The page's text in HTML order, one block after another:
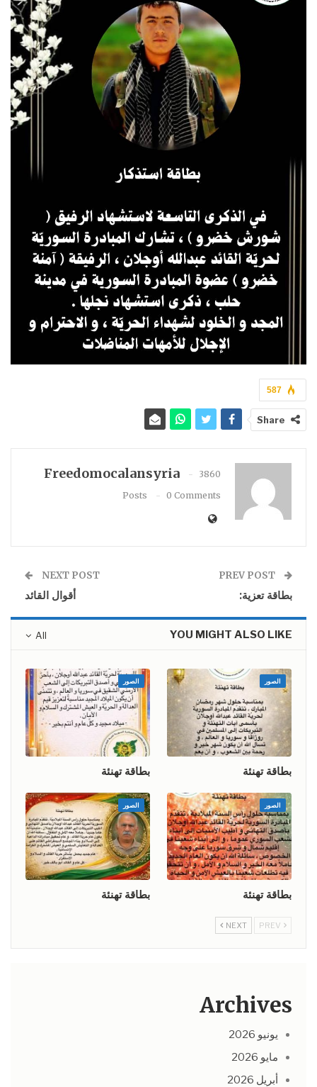
587
Share
Freedomocalansyria
3860
Posts
0 Comments
بطاقة تعزية:
NEXT POST
أقوال القائد
All YOU MIGHT ALSO LIKE
الصور
بطاقة تهنئة
الصور
بطاقة تهنئة
الصور
بطاقة تهنئة
الصور
بطاقة تهنئة
NEXT
Archives
يونيو 2026
مايو 2026
أبريل 2026